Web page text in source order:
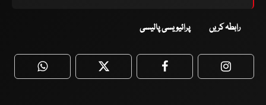
رابطہ کریں پرائیویسی پالیسی
WhatsApp Twitter Facebook